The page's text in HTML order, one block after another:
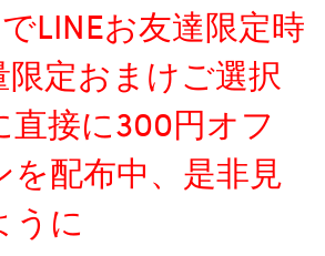
LINEお友達限定時
限定おまけご選択
直接に300円オフ
を配布中、是非見
うに